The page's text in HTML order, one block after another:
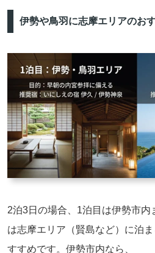
伊勢や鳥羽に志摩エリアのお
2泊3日の場合、1泊目は伊勢市内
は志摩エリア（賢島など）に泊
すすめです。伊勢市内なら、